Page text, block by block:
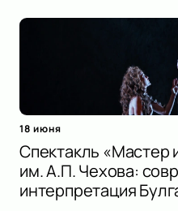
18 июня
Спектакль «Мастер
им. А.П. Чехова:
интерпретация